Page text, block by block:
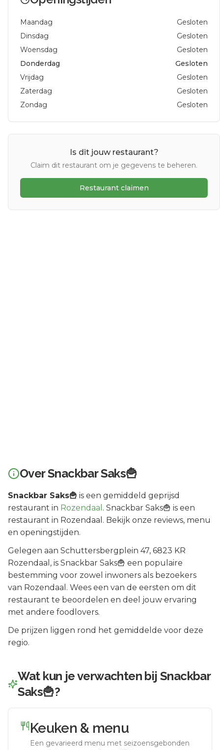
Maandag
Gesloten
Dinsdag
Gesloten
Woensdag
Gesloten
Donderdag
Gesloten
Vrijdag
Gesloten
Zaterdag
Gesloten
Zondag
Gesloten
Is dit jouw restaurant?
Claim dit restaurant om je gegevens te beheren.
Restaurant claimen
OverSnackbar Saks🍟
Snackbar Saks🍟 is een gemiddeld geprijsd
restaurant in Rozendaal . Snackbar Saks🍟 is een
restaurant in Rozendaal. Bekijk onze reviews, menu
en openingstijden.
Gelegen aan Schuttersbergplein 47, 6823 KR
Rozendaal , is Snackbar Saks🍟 een populaire
bestemming voor zowel inwoners als bezoekers
van Rozendaal . Wees een van de eersten om dit
restaurant te beoordelen en deel jouw ervaring
met andere foodlovers.
De prijzen liggen rond het gemiddelde voor deze
regio.
Wat kun je verwachten bijSnackbar
Saks🍟?
Keuken & menu
Een gevarieerd menu met seizoensgebonden